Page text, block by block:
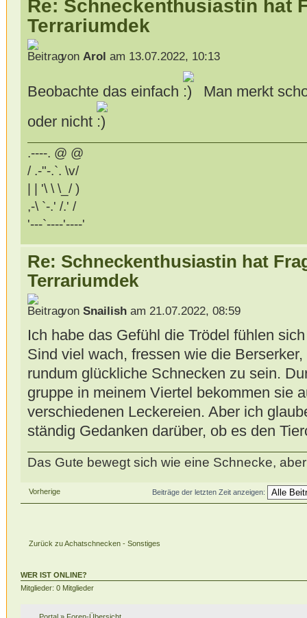
Re: Schneckenthusiastin hat
Terrariumdek
von Arol am 13.07.2022, 10:13
Beobachte das einfach
Man merkt
oder nicht
.----. @ @
/ .-"-.`. \v/
| | '\ \ \_/ )
,-\ `-.' /.' /
'---`----'----'
Re: Schneckenthusiastin hat
Terrariumdek
von Snailisham 21.07.2022, 08:59
Ich habe das Gefühl die Trödel fühlen
Sind viel wach, fressen wie die
rundum glückliche Schnecken zu sein.
gruppe in meinem Viertel bekommen sie
verschiedenen Leckereien. Aber ich
ständig Gedanken darüber, ob es den
Das Gute bewegt sich wie eine Schnecke,
Vorherige Beiträge der letzten Zeit anzeigen:
Zurück zu Achatschnecken - Sonstiges
WER IST ONLINE?
Mitglieder: 0 Mitglieder